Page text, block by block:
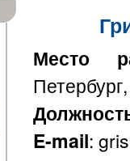
Место
E-mail: